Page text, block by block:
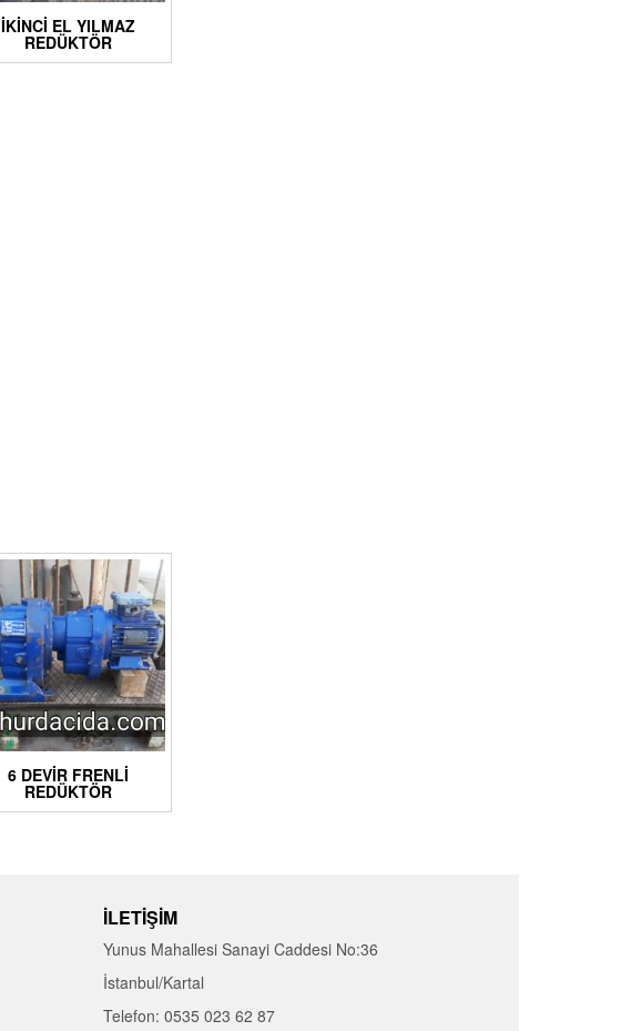
İKINCI EL YILMAZ
REDÜKTÖR
6 DEVIR FRENLI
REDÜKTÖR
İLETIŞIM
Yunus Mahallesi Sanayi Caddesi No:36
İstanbul/Kartal
Telefon: 0535 023 62 87